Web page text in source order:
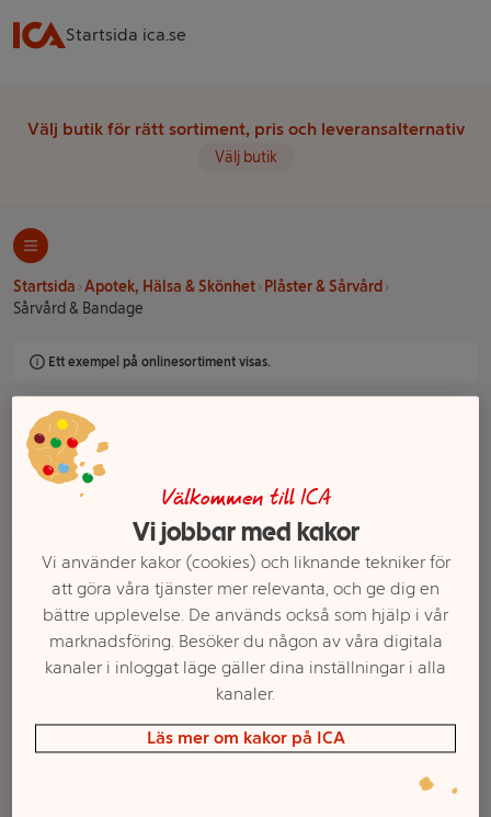
Startsida ica.se
Välj butik för rätt sortiment, pris och leveransalternativ
Välj butik
Startsida Apotek, Hälsa & Skönhet
Plåster & Sårvård
Sårvård & Bandage
Ett exempel på onlinesortiment visas.
Sårvård & Bandage
Filter
Första hjälpen väska
Alsolsprit 250ml ICA
Välkommen till ICA
Vi jobbar med kakor
Vi använder kakor (cookies) och liknande tekniker för
att göra våra tjänster mer relevanta, och ge dig en
bättre upplevelse. De används också som hjälp i vår
marknadsföring. Besöker du någon av våra digitala
kanaler i inloggat läge gäller dina inställningar i alla
kanaler.
Läs mer om kakor på ICA